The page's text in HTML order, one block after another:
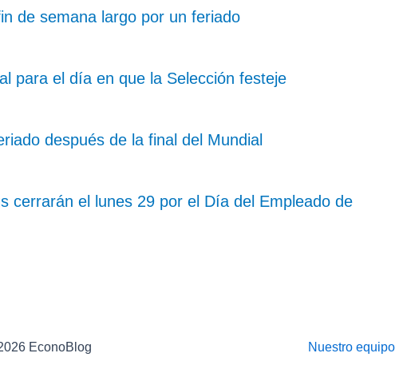
de semana largo por un feriado
para el día en que la Selección festeje
después de la final del Mundial
cerrarán el lunes 29 por el Día del Empleado de
EconoBlog Nuestro equipo